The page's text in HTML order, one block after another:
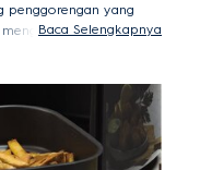
penggorengan yang
mesin
Baca Selengkapnya